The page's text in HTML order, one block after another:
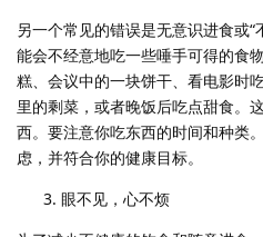
另一个常见的错误是无意识进食或
能会不经意地吃一些唾手可得的食
糕、会议中的一块饼干、看电影时
里的剩菜，或者晚饭后吃点甜食。
西。要注意你吃东西的时间和种类
虑，并符合你的健康目标。
眼不见，心不烦